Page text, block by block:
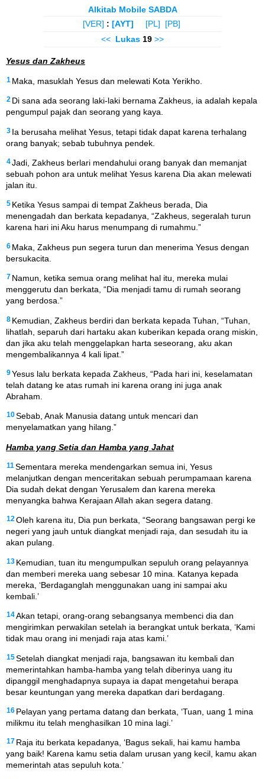
Alkitab Mobile SABDA
[VER] : [AYT] [PL]
[PB]
<< Lukas 19 >>
Yesus dan Zakheus
1 Maka, masuklah Yesus dan melewati Kota Yerikho.
2 Di sana ada seorang laki-laki bernama Zakheus, ia adalah kepala
pengumpul pajak dan seorang yang kaya.
3 Ia berusaha melihat Yesus, tetapi tidak dapat karena terhalang
orang banyak; sebab tubuhnya pendek.
4Jadi, Zakheus berlari mendahului orang banyak dan memanjat
sebuah pohon ara untuk melihat Yesus karena Dia akan melewati
jalan itu.
5 Ketika Yesus sampai di tempat Zakheus berada, Dia
menengadah dan berkata kepadanya, “Zakheus, segeralah turun
karena hari ini Aku harus menumpang di rumahmu.”
6 Maka, Zakheus pun segera turun dan menerima Yesus dengan
bersukacita.
7 Namun, ketika semua orang melihat hal itu, mereka mulai
menggerutu dan berkata, “Dia menjadi tamu di rumah seorang
yang berdosa.”
8 Kemudian, Zakheus berdiri dan berkata kepada Tuhan, “Tuhan,
lihatlah, separuh dari hartaku akan kuberikan kepada orang miskin,
dan jika aku telah menggelapkan harta seseorang, aku akan
mengembalikannya 4 kali lipat.”
9Yesus lalu berkata kepada Zakheus, “Pada hari ini, keselamatan
telah datang ke atas rumah ini karena orang ini juga anak
Abraham.
10Sebab, Anak Manusia datang untuk mencari dan
menyelamatkan yang hilang.”
Hamba yang Setia dan Hamba yang Jahat
11 Sementara mereka mendengarkan semua ini, Yesus
melanjutkan dengan menceritakan sebuah perumpamaan karena
Dia sudah dekat dengan Yerusalem dan karena mereka
menyangka bahwa Kerajaan Allah akan segera datang.
12Oleh karena itu, Dia pun berkata, “Seorang bangsawan pergi ke
negeri yang jauh untuk diangkat menjadi raja, dan sesudah itu ia
akan pulang.
13 Kemudian, tuan itu mengumpulkan sepuluh orang pelayannya
dan memberi mereka uang sebesar 10 mina. Katanya kepada
mereka, ‘Berdaganglah menggunakan uang ini sampai aku
kembali.’
14Akan tetapi, orang-orang sebangsanya membenci dia dan
mengirimkan perwakilan setelah ia berangkat untuk berkata, ‘Kami
tidak mau orang ini menjadi raja atas kami.’
15Setelah diangkat menjadi raja, bangsawan itu kembali dan
memerintahkan hamba-hamba yang telah diberinya uang itu
dipanggil menghadapnya supaya ia dapat mengetahui berapa
besar keuntungan yang mereka dapatkan dari berdagang.
16 Pelayan yang pertama datang dan berkata, ‘Tuan, uang 1 mina
milikmu itu telah menghasilkan 10 mina lagi.’
17 Raja itu berkata kepadanya, ‘Bagus sekali, hai kamu hamba
yang baik! Karena kamu setia dalam urusan yang kecil, kamu akan
memerintah atas sepuluh kota.’